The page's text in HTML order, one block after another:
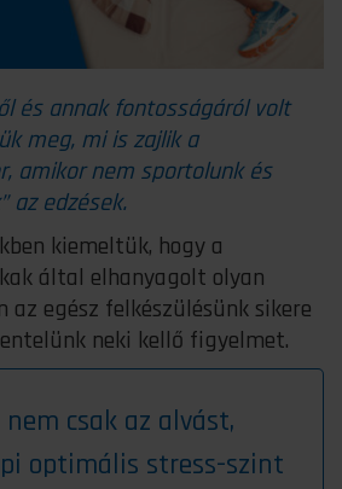
és annak fontosságáról volt
meg, mi is zajlik a
amikor nem sportolunk és
az edzések.
kiemeltük, hogy a
által elhanyagolt olyan
az egész felkészülésünk sikere
neki kellő figyelmet.
csak az alvást,
optimális stress-szint